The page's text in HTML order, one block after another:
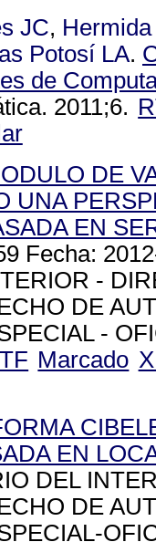
JC,
Potosí LA.
de
2011;6.
DE
UNA
EN
Fecha:
-
DE
-
Marcado
EN
DEL
DE